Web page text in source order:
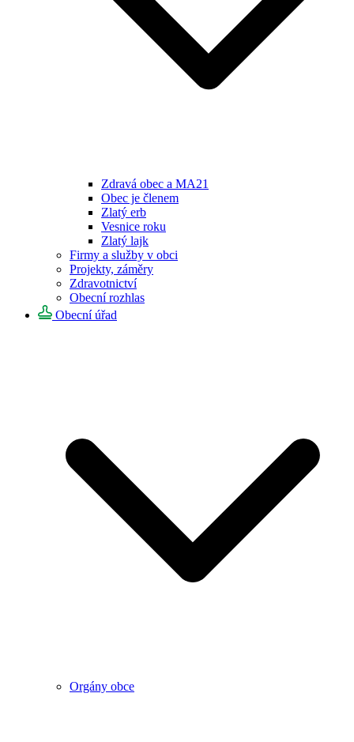
Zdravá obec a MA21
Obec je členem
Zlatý erb
Vesnice roku
Zlatý lajk
Firmy a služby v obci
Projekty, záměry
Zdravotnictví
Obecní rozhlas
Obecní úřad
Orgány obce